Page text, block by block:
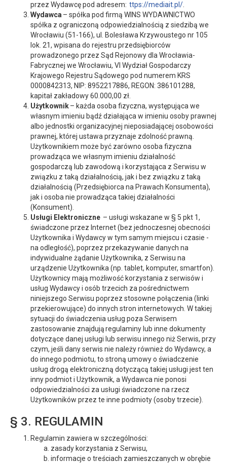
przez Wydawcę pod adresem: ttps://mediait.pl/
Wydawca – spółka pod firmą WINS WYDAWNICTWO
spółka z ograniczoną odpowiedzialnością z siedzibą we
Wrocławiu (51-166), ul. Bolesława Krzywoustego nr 105
lok. 21, wpisana do rejestru przedsiębiorców
prowadzonego przez Sąd Rejonowy dla Wrocławia-
Fabrycznej we Wrocławiu, VI Wydział Gospodarczy
Krajowego Rejestru Sądowego pod numerem KRS
0000842313, NIP: 8952217886, REGON: 386101288,
kapitał zakładowy 60.000,00 zł.
Użytkownik– każda osoba fizyczna, występująca we
własnym imieniu bądź działająca w imieniu osoby prawnej
albo jednostki organizacyjnej nieposiadającej osobowości
prawnej, której ustawa przyznaje zdolność prawną.
Użytkownikiem może być zarówno osoba fizyczna
prowadząca we własnym imieniu działalność
gospodarczą lub zawodową i korzystająca z Serwisu w
związku z taką działalnością, jak i bez związku z taką
działalnością (Przedsiębiorca na Prawach Konsumenta),
jak i osoba nie prowadząca takiej działalności
(Konsument).
Usługi Elektroniczne – usługi wskazane w § 5 pkt 1,
świadczone przez Internet (bez jednoczesnej obecności
Użytkownika i Wydawcy w tym samym miejscu i czasie -
na odległość), poprzez przekazywanie danych na
indywidualne żądanie Użytkownika, z Serwisu na
urządzenie Użytkownika (np. tablet, komputer, smartfon).
Użytkownicy mają możliwość korzystania z serwisów i
usług Wydawcy i osób trzecich za pośrednictwem
niniejszego Serwisu poprzez stosowne połączenia (linki
przekierowujące) do innych stron internetowych. W takiej
sytuacji do świadczenia usług poza Serwisem
zastosowanie znajdują regulaminy lub inne dokumenty
dotyczące danej usługi lub serwisu innego niż Serwis, przy
czym, jeśli dany serwis nie należy również do Wydawcy, a
do innego podmiotu, to stroną umowy o świadczenie
usług drogą elektroniczną dotyczącą takiej usługi jest ten
inny podmiot i Użytkownik, a Wydawca nie ponosi
odpowiedzialności za usługi świadczone na rzecz
Użytkowników przez te inne podmioty (osoby trzecie).
§ 3. REGULAMIN
Regulamin zawiera w szczególności:
zasady korzystania z Serwisu,
informacje o treściach zamieszczanych w obrębie